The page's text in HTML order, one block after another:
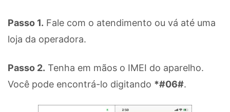
Passo 1. Fale com o atendimento ou vá até uma
loja da operadora.
Passo 2. Tenha em mãos o IMEI do aparelho.
Você pode encontrá-lo digitando *#06#.